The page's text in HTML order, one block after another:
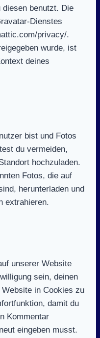
benutzt. Die
Dienstes
privacy/.
wurde, ist
deines
bist und Fotos
du vermeiden,
hochzuladen.
Fotos, die auf
herunterladen und
extrahieren.
unserer Website
sein, deinen
in Cookies zu
damit du
Kommentar
eingeben musst.